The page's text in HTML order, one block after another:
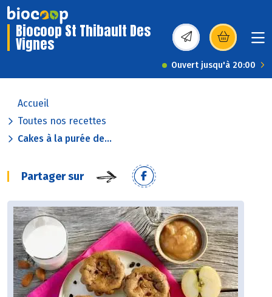
Biocoop St Thibault Des
Vignes (s’ouvre dans une
Ouvert jusqu'à 20:00
Accueil
Toutes nos recettes
Cakes à la purée de...
Partager sur